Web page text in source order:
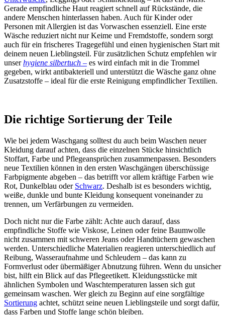
Gerade empfindliche Haut reagiert schnell auf Rückstände, die
andere Menschen hinterlassen haben. Auch für Kinder oder
Personen mit Allergien ist das Vorwaschen essenziell. Eine erste
Wäsche reduziert nicht nur Keime und Fremdstoffe, sondern sorgt
auch für ein frischeres Tragegefühl und einen hygienischen Start mit
deinem neuen Lieblingsteil. Für zusätzlichen Schutz empfehlen wir
unserhygiene silbertuch – es wird einfach mit in die Trommel
gegeben, wirkt antibakteriell und unterstützt die Wäsche ganz ohne
Zusatzstoffe – ideal für die erste Reinigung empfindlicher Textilien.
Die richtige Sortierung der Teile
Wie bei jedem Waschgang solltest du auch beim Waschen neuer
Kleidung darauf achten, dass die einzelnen Stücke hinsichtlich
Stoffart, Farbe und Pflegeansprüchen zusammenpassen. Besonders
neue Textilien können in den ersten Waschgängen überschüssige
Farbpigmente abgeben – das betrifft vor allem kräftige Farben wie
Rot, Dunkelblau oder Schwarz. Deshalb ist es besonders wichtig,
weiße, dunkle und bunte Kleidung konsequent voneinander zu
trennen, um Verfärbungen zu vermeiden.
Doch nicht nur die Farbe zählt: Achte auch darauf, dass
empfindliche Stoffe wie Viskose, Leinen oder feine Baumwolle
nicht zusammen mit schweren Jeans oder Handtüchern gewaschen
werden. Unterschiedliche Materialien reagieren unterschiedlich auf
Reibung, Wasseraufnahme und Schleudern – das kann zu
Formverlust oder übermäßiger Abnutzung führen. Wenn du unsicher
bist, hilft ein Blick auf das Pflegeetikett. Kleidungsstücke mit
ähnlichen Symbolen und Waschtemperaturen lassen sich gut
gemeinsam waschen. Wer gleich zu Beginn auf eine sorgfältige
Sortierung achtet, schützt seine neuen Lieblingsteile und sorgt dafür,
dass Farben und Stoffe lange schön bleiben.